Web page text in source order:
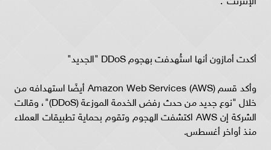
أكدت أمازون أنها استُهدفت بهجوم DDoS "الجديد"
وأكد قسم Amazon Web Services (AWS) أيضًا استهدافه من
خلال "نوع جديد من حدث رفض الخدمة الموزعة (DDoS)"، وقالت
الشركة إن AWS اكتشفت الهجوم وتقوم بحماية تطبيقات العملاء
منذ أواخر أغسطس.